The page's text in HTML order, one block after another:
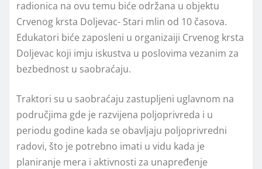
radionica na ovu temu biće održana u objektu
Crvenog krsta Dolјevac- Stari mlin od 10 časova.
Edukatori biće zaposleni u organizaiji Crvenog krsta
Dolјevac koji imju iskustva u poslovima vezanim za
bezbednost u saobraćaju.
Traktori su u saobraćaju zastuplјeni uglavnom na
područjima gde je razvijena polјoprivreda i u
periodu godine kada se obavlјaju polјoprivredni
radovi, što je potrebno imati u vidu kada je
planiranje mera i aktivnosti za unapređenje